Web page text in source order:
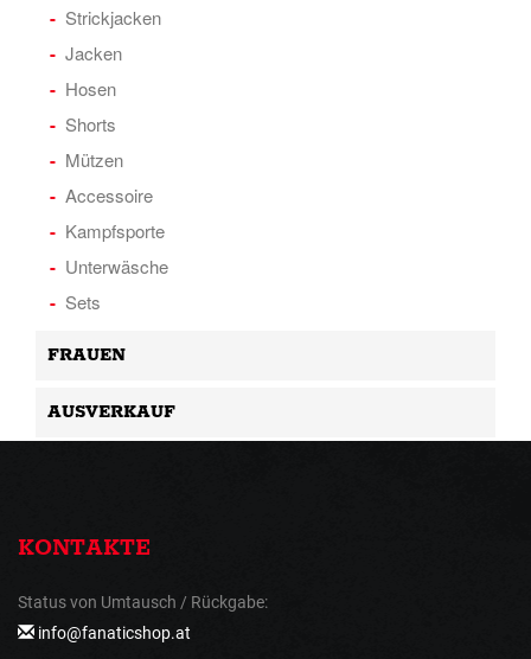
Strickjacken
Jacken
Hosen
Shorts
Mützen
Accessoire
Kampfsporte
Unterwäsche
Sets
FRAUEN
AUSVERKAUF
KONTAKTE
Status von Umtausch / Rückgabe:
info@fanaticshop.at